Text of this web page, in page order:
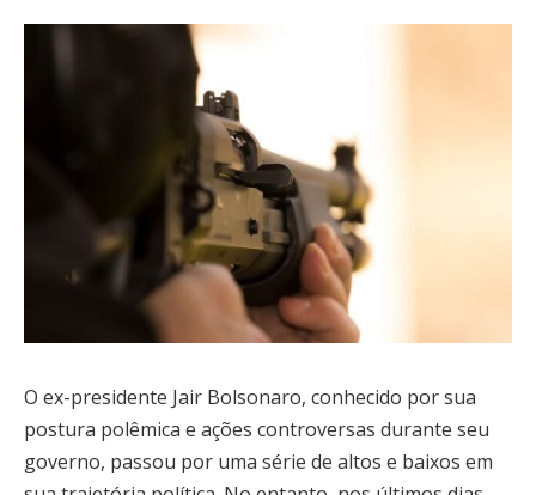
O ex-presidente Jair Bolsonaro, conhecido por sua
postura polêmica e ações controversas durante seu
governo, passou por uma série de altos e baixos em